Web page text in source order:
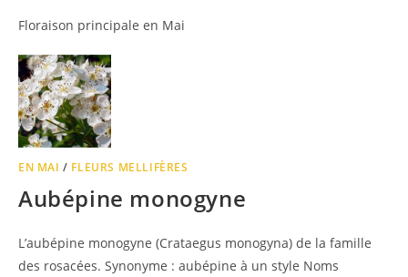
Floraison principale en Mai
EN MAI / FLEURS MELLIFÈRES
Aubépine monogyne
L’aubépine monogyne (Crataegus monogyna) de la famille
des rosacées. Synonyme : aubépine à un style Noms